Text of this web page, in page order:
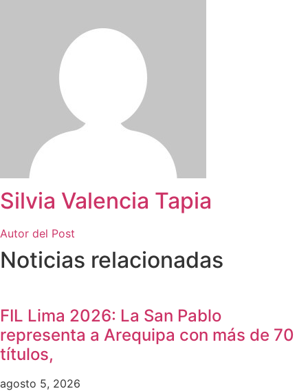
Silvia Valencia Tapia
Autor del Post
Noticias relacionadas
FIL Lima 2026: La San Pablo
representa a Arequipa con más de 70
títulos,
agosto 5, 2026